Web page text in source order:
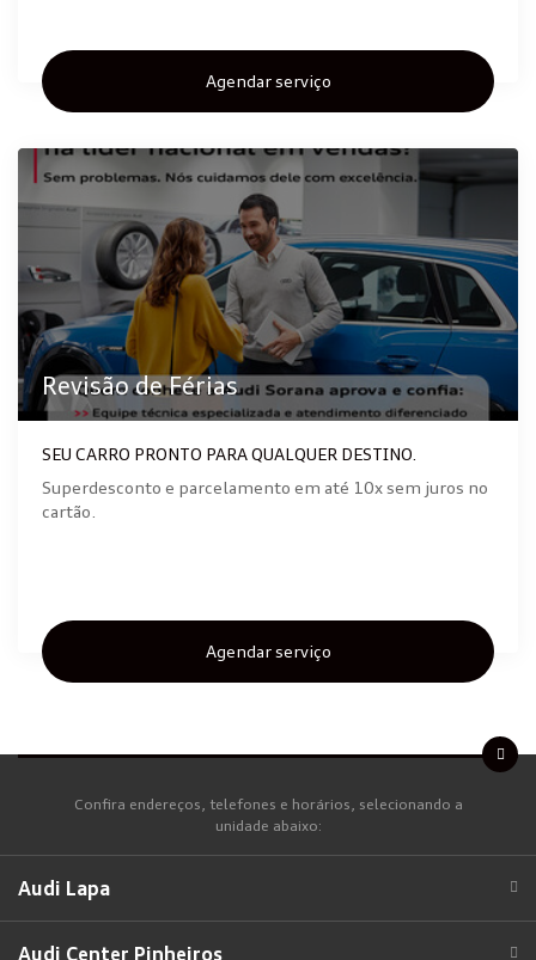
Agendar serviço
Revisão de Férias
SEU CARRO PRONTO PARA QUALQUER DESTINO.
Superdesconto e parcelamento em até 10x sem juros no
cartão.
Agendar serviço
Confira endereços, telefones e horários, selecionando a
unidade abaixo:
Audi Lapa
Audi Center Pinheiros